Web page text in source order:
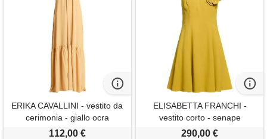
ERIKA CAVALLINI - vestito da
cerimonia - giallo ocra
112,00 €
ELISABETTA FRANCHI -
vestito corto - senape
290,00 €